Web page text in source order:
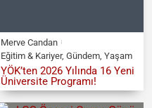
Merve Candan
Eğitim & Kariyer, Gündem, Yaşam
YÖK’ten 2026 Yılında 16 Yeni
Üniversite Programı!